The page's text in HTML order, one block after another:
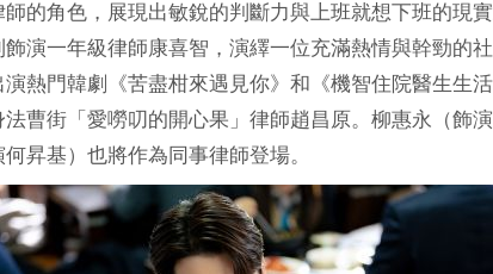
的角色，展現出敏銳的判斷力與上班就想下班的現
演一年級律師康喜智，演繹一位充滿熱情與幹勁的社
演熱門韓劇《苦盡柑來遇見你》和《機智住院醫生生
曹街「愛嘮叨的開心果」律師趙昌原。柳惠永（飾演
昇基）也將作為同事律師登場。